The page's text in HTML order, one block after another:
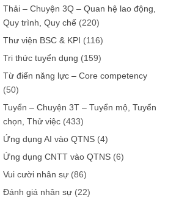
Thải – Chuyện 3Q – Quan hệ lao động,
Quy trình, Quy chế (220)
Thư viện BSC & KPI (116)
Tri thức tuyển dụng (159)
Từ điển năng lực – Core competency
(50)
Tuyển – Chuyện 3T – Tuyển mộ, Tuyển
chọn, Thử việc (433)
Ứng dụng AI vào QTNS (4)
Ứng dụng CNTT vào QTNS (6)
Vui cười nhân sự (86)
Đánh giá nhân sự (22)